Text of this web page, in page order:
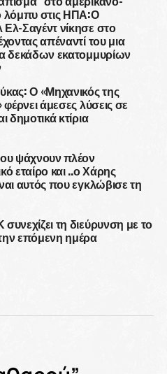
λόμπυ στις ΗΠΑ:Ο
Σαγέντ νίκησε στο
απέναντί του μια
δεκάδων εκατομμυρίων
Ο «Μηχανικός της
φέρνει άμεσες λύσεις σε
δημοτικά κτίρια
ψάχνουν πλέον
εταίρο και ..ο Χάρης
αυτός που εγκλώβισε τη
τη διεύρυνση με το
επόμενη ημέρα